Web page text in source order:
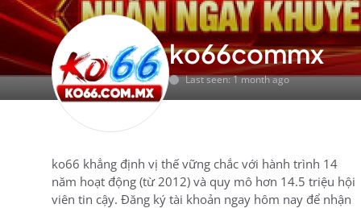
ko66commx
Last seen: 1 month ago
ko66 khẳng định vị thế vững chắc với hành trình 14
năm hoạt động (từ 2012) và quy mô hơn 14.5 triệu hội
viên tin cậy. Đăng ký tài khoản ngay hôm nay để nhận